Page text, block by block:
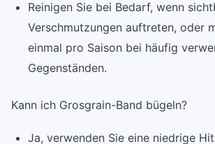
Reinigen Sie bei Bedarf, wenn
Verschmutzungen auftreten, oder
einmal pro Saison bei häufig
Gegenständen.
Kann ich Grosgrain-Band bügeln?
Ja, verwenden Sie eine niedrige